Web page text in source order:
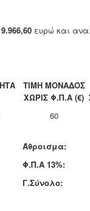
9.966,60ευρώ και
ΤΙΜΗ ΜΟΝΑΔΟΣ
ΧΩΡΙΣ Φ.Π.Α (€)
60
Άθροισμα:
Φ.Π.Α 13%:
Γ.Σύνολο: